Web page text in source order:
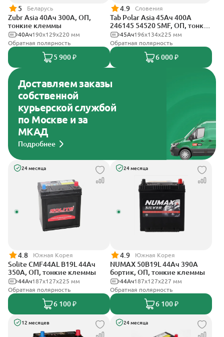
5 Беларусь
Zubr Asia 40Ач 300А, ОП,
тонкие клеммы
190x129x220 мм
40Ач
Обратная полярность
5 900 ₽
4.9 Словения
Tab Polar Asia 45Ач 400А
246145 54520 SMF, ОП, тонкие
клеммы196x134x225 мм
45Ач
Обратная полярность
6 000 ₽
Доставляем заказы
собственной
курьерской службой
по Москве и за
МКАД
Подробнее
24 месяца
4.8 Южная Корея
Solite CMF44AL B19L 44Ач
350А, ОП, тонкие клеммы
187x127x225 мм
44Ач
Обратная полярность
6 100 ₽
24 месяца
4.9 Южная Корея
NUMAX 50B19L 44Ач 390А
бортик, ОП, тонкие клеммы
187х127х227 мм
44Ач
Обратная полярность
6 100 ₽
12 месяцев 24 месяца